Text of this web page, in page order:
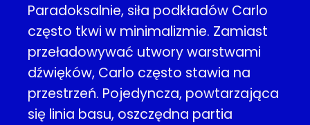
Paradoksalnie, siła podkładów Carlo
często tkwi w minimalizmie. Zamiast
przeładowywać utwory warstwami
dźwięków, Carlo często stawia na
przestrzeń. Pojedyncza, powtarzająca
się linia basu, oszczędna partia